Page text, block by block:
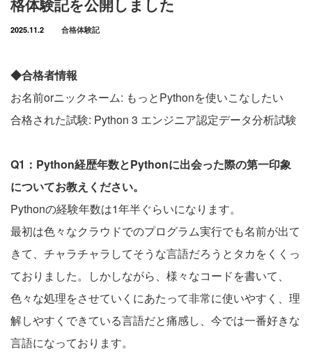
2025.11.2 合格体験記
◆合格者情報
お名前orニックネーム: もっとPythonを使いこなしたい
合格された試験: Python 3 エンジニア認定データ分析試験
Q1：Python経歴年数とPythonに出会った際の第一印象
についてお教えください。
Pythonの経験年数は1年半ぐらいになります。
最初は色々なクラウドでのプログラム実行でも名前が出て
きて、チャラチャラしてそうな言語だろうとタカをくくっ
ておりました。しかしながら、様々なコードを書いて、
色々な処理をさせていくにあたって非常に使いやすく、理
解しやすくできている言語だと痛感し、今では一番好きな
言語になっております。